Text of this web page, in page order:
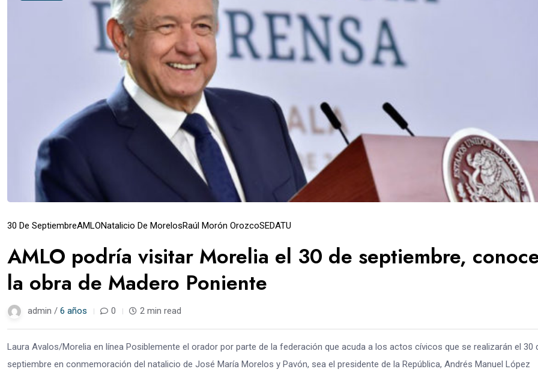
30 De SeptiembreAMLONatalicio De MorelosRaúl Morón OrozcoSEDATU
AMLO podría visitar Morelia el 30 de septiembre,
la obra de Madero Poniente
admin / 6 años 0 2 min read
Laura Avalos/Morelia en línea Posiblemente el orador por parte de la federación que acuda a los actos cívicos que se realizarán el 30
septiembre en conmemoración del natalicio de José María Morelos y Pavón, sea el presidente de la República, Andrés Manuel López